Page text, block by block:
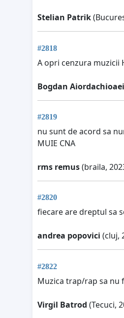
Stelian Patrik
#2818
A opri cenzura muzicii
Bogdan Aiordachioaei
#2819
nu sunt de acord sa
MUIE CNA
rms remus(braila,
#2820
fiecare are dreptul sa
andrea popovici (cluj,
#2822
Muzica trap/rap sa nu
Virgil Batrod (Tecuci,